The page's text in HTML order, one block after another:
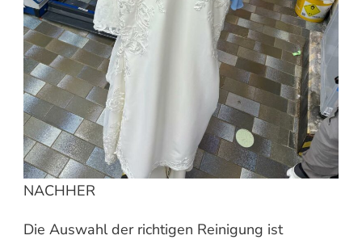
NACHHER
Die Auswahl der richtigen Reinigung ist